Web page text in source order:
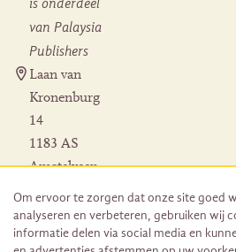
is onderdeel
van Palaysia
Publishers
Laan van
Kronenburg
14
1183 AS
Amstelveen
Herroeping
bestelling
Om ervoor te zorgen dat onze site goed
analyseren en verbeteren, gebruiken wij
informatie delen via social media en